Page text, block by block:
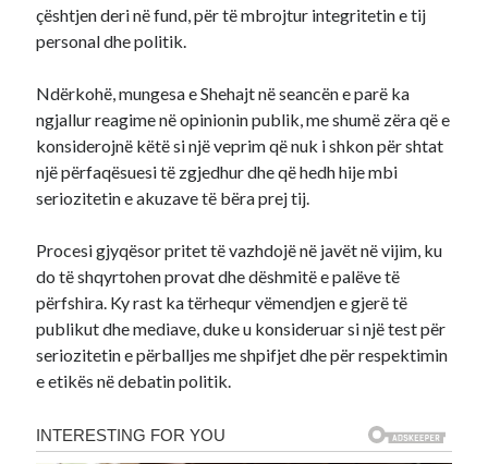
çështjen deri në fund, për të mbrojtur integritetin e tij
personal dhe politik.​
Ndërkohë, mungesa e Shehajt në seancën e parë ka
ngjallur reagime në opinionin publik, me shumë zëra që e
konsiderojnë këtë si një veprim që nuk i shkon për shtat
një përfaqësuesi të zgjedhur dhe që hedh hije mbi
seriozitetin e akuzave të bëra prej tij.​
Procesi gjyqësor pritet të vazhdojë në javët në vijim, ku
do të shqyrtohen provat dhe dëshmitë e palëve të
përfshira. Ky rast ka tërhequr vëmendjen e gjerë të
publikut dhe mediave, duke u konsideruar si një test për
seriozitetin e përballjes me shpifjet dhe për respektimin
e etikës në debatin politik.